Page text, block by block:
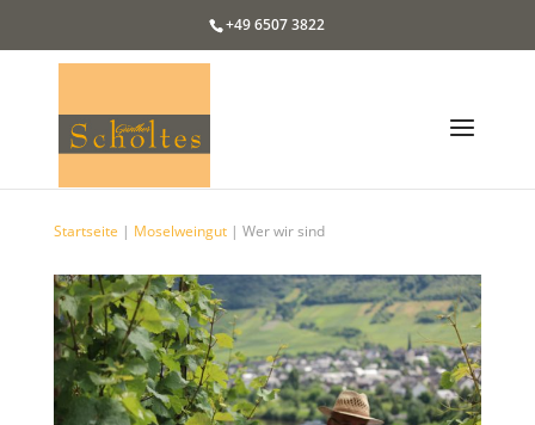
+49 6507 3822
Startseite | Moselweingut| Wer wir sind